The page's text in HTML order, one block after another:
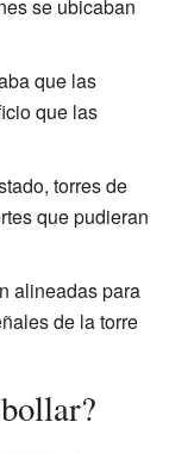
se ubicaban
que las
que las
torres de
que pudieran
alineadas para
de la torre